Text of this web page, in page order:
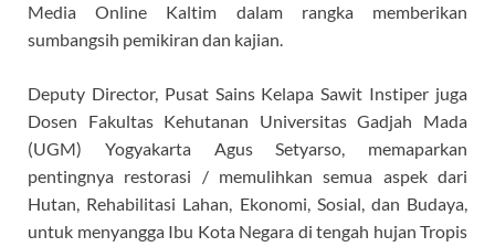
Media Online Kaltim dalam rangka memberikan
sumbangsih pemikiran dan kajian.
Deputy Director, Pusat Sains Kelapa Sawit Instiper juga
Dosen Fakultas Kehutanan Universitas Gadjah Mada
(UGM) Yogyakarta Agus Setyarso, memaparkan
pentingnya restorasi / memulihkan semua aspek dari
Hutan, Rehabilitasi Lahan, Ekonomi, Sosial, dan Budaya,
untuk menyangga Ibu Kota Negara di tengah hujan Tropis